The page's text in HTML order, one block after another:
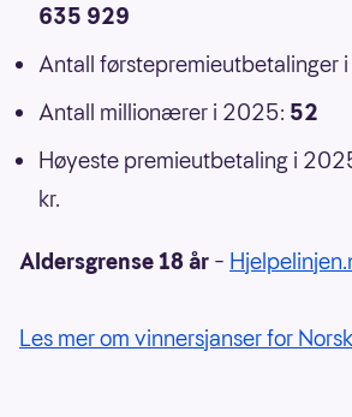
635 929
Antall førstepremieutbetalinger
Antall millionærer i 2025: 52
Høyeste premieutbetaling i
kr.
Aldersgrense 18 år –
Les mer om vinnersjanser for